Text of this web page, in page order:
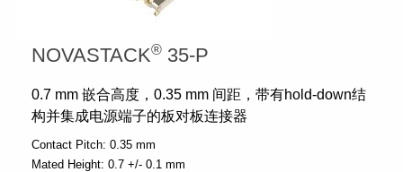
NOVASTACK® 35-P
0.7 mm 嵌合高度，0.35 mm 间距，带有hold-down结
构并集成电源端子的板对板连接器
Contact Pitch: 0.35 mm
Mated Height: 0.7 +/- 0.1 mm